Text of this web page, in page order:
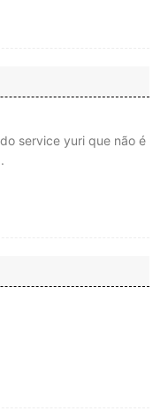
service yuri que não é